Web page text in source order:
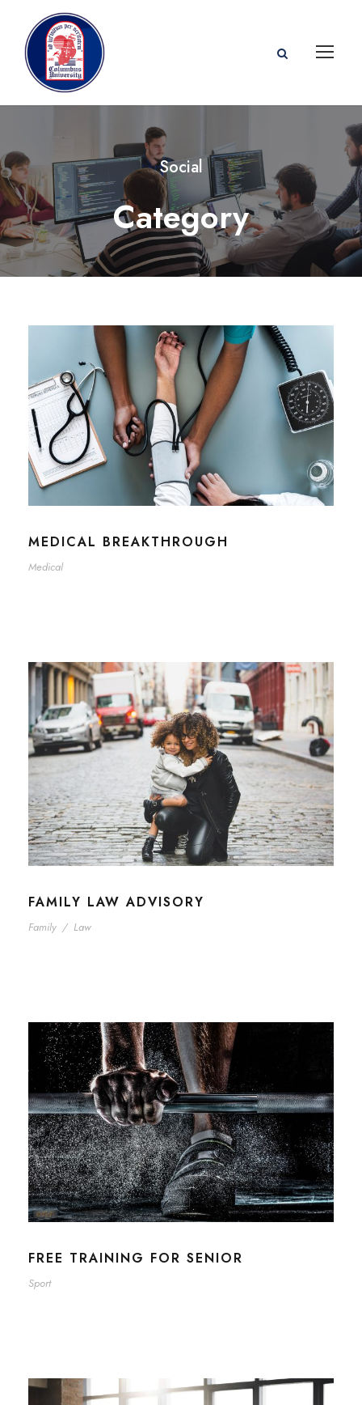
Social
Category
MEDICAL BREAKTHROUGH
Medical
FAMILY LAW ADVISORY
Family / Law
FREE TRAINING FOR SENIOR
Sport